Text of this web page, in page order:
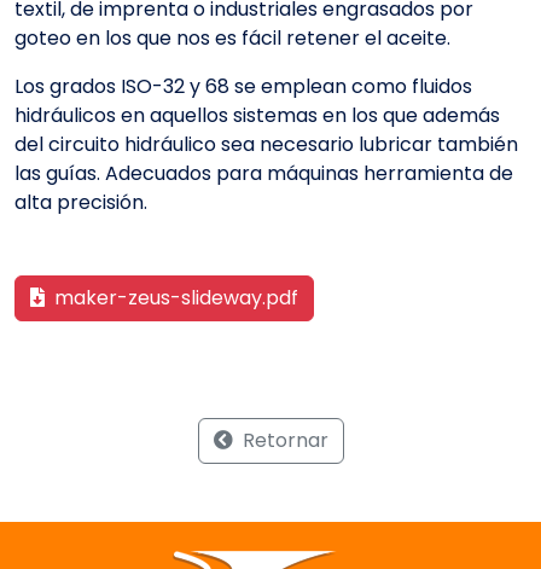
textil, de imprenta o industriales engrasados por
goteo en los que nos es fácil retener el aceite.
Los grados ISO-32 y 68 se emplean como fluidos
hidráulicos en aquellos sistemas en los que además
del circuito hidráulico sea necesario lubricar también
las guías. Adecuados para máquinas herramienta de
alta precisión.
maker-zeus-slideway.pdf
Retornar